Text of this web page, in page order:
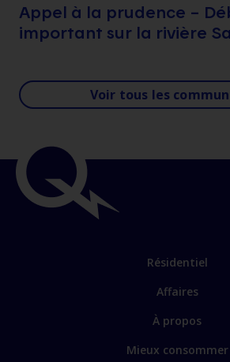
Appel à la prudence –
important sur la rivière
Voir tous les
Résidentiel
Affaires
À propos
Mieux consommer